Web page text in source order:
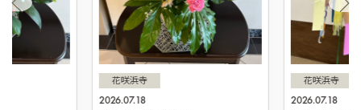
2026.07.18
花咲浜寺
2026.07.18
花咲浜寺